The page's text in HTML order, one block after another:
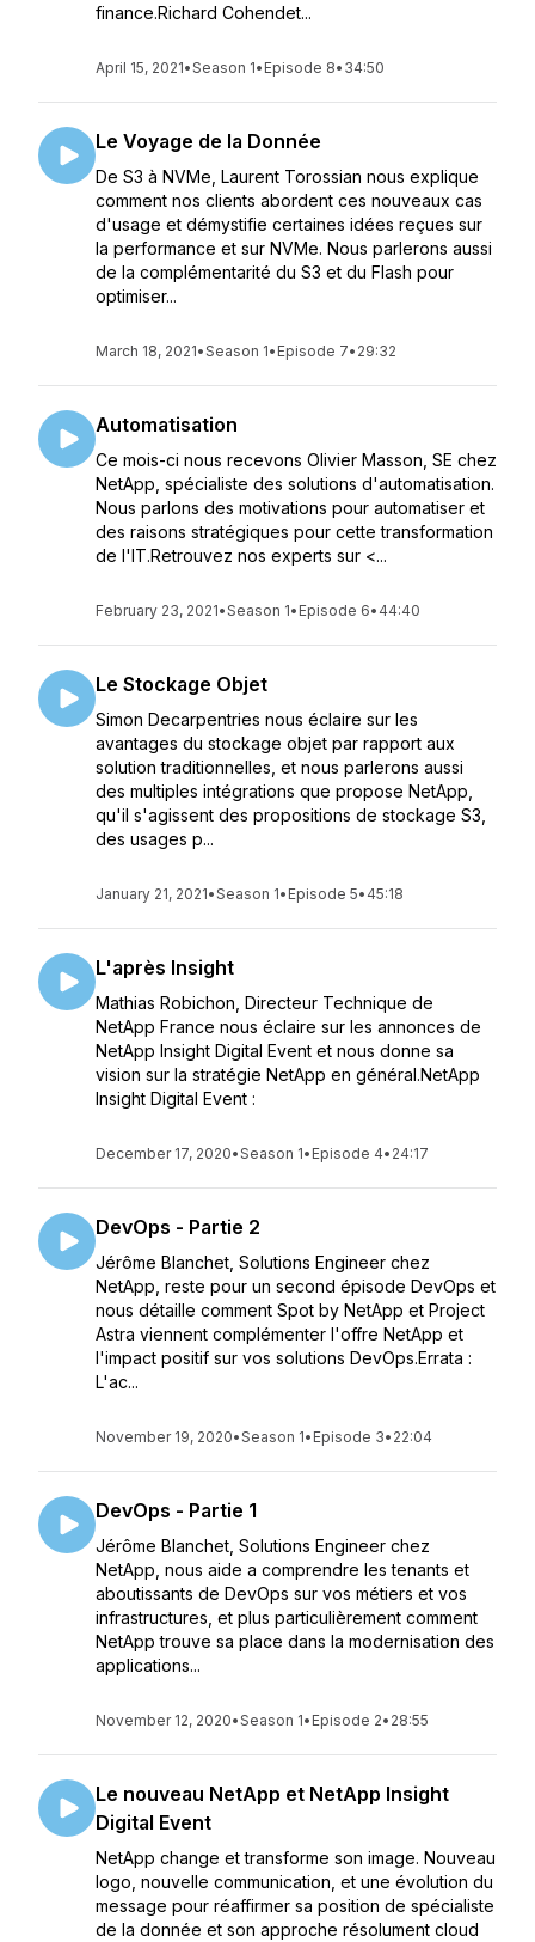
finance.Richard Cohendet...
April 15, 2021•Season 1• Episode 8• 34:50
Le Voyage de la Donnée
De S3 à NVMe, Laurent Torossian nous explique
comment nos clients abordent ces nouveaux cas
d'usage et démystifie certaines idées reçues sur
la performance et sur NVMe. Nous parlerons aussi
de la complémentarité du S3 et du Flash pour
optimiser...
March 18, 2021•Season 1• Episode 7• 29:32
Automatisation
Ce mois-ci nous recevons Olivier Masson, SE chez
NetApp, spécialiste des solutions d'automatisation.
Nous parlons des motivations pour automatiser et
des raisons stratégiques pour cette transformation
de l'IT.Retrouvez nos experts sur <...
February 23, 2021•Season 1• Episode 6• 44:40
Le Stockage Objet
Simon Decarpentries nous éclaire sur les
avantages du stockage objet par rapport aux
solution traditionnelles, et nous parlerons aussi
des multiples intégrations que propose NetApp,
qu'il s'agissent des propositions de stockage S3,
des usages p...
January 21, 2021•Season 1• Episode 5• 45:18
L'après Insight
Mathias Robichon, Directeur Technique de
NetApp France nous éclaire sur les annonces de
NetApp Insight Digital Event et nous donne sa
vision sur la stratégie NetApp en général.NetApp
Insight Digital Event :
December 17, 2020•Season 1• Episode 4• 24:17
DevOps - Partie 2
Jérôme Blanchet, Solutions Engineer chez
NetApp, reste pour un second épisode DevOps et
nous détaille comment Spot by NetApp et Project
Astra viennent complémenter l'offre NetApp et
l'impact positif sur vos solutions DevOps.Errata :
L'ac...
November 19, 2020•Season 1• Episode 3• 22:04
DevOps - Partie 1
Jérôme Blanchet, Solutions Engineer chez
NetApp, nous aide a comprendre les tenants et
aboutissants de DevOps sur vos métiers et vos
infrastructures, et plus particulièrement comment
NetApp trouve sa place dans la modernisation des
applications...
November 12, 2020•Season 1• Episode 2• 28:55
Le nouveau NetApp et NetApp Insight
Digital Event
NetApp change et transforme son image. Nouveau
logo, nouvelle communication, et une évolution du
message pour réaffirmer sa position de spécialiste
de la donnée et son approche résolument cloud